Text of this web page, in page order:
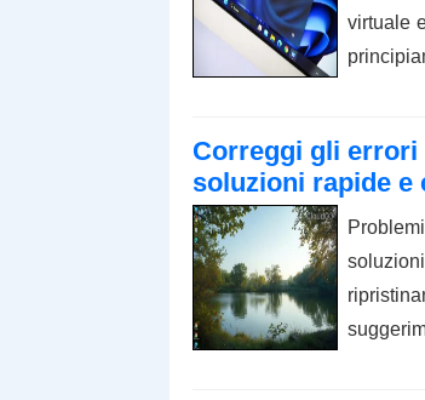
virtuale
Correggi gli errori
soluzioni rapide